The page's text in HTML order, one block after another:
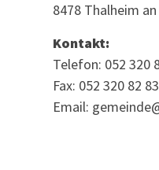
8478 Thalheim
Kontakt:
Telefon: 052 320
Fax: 052 320 82 83
Email: